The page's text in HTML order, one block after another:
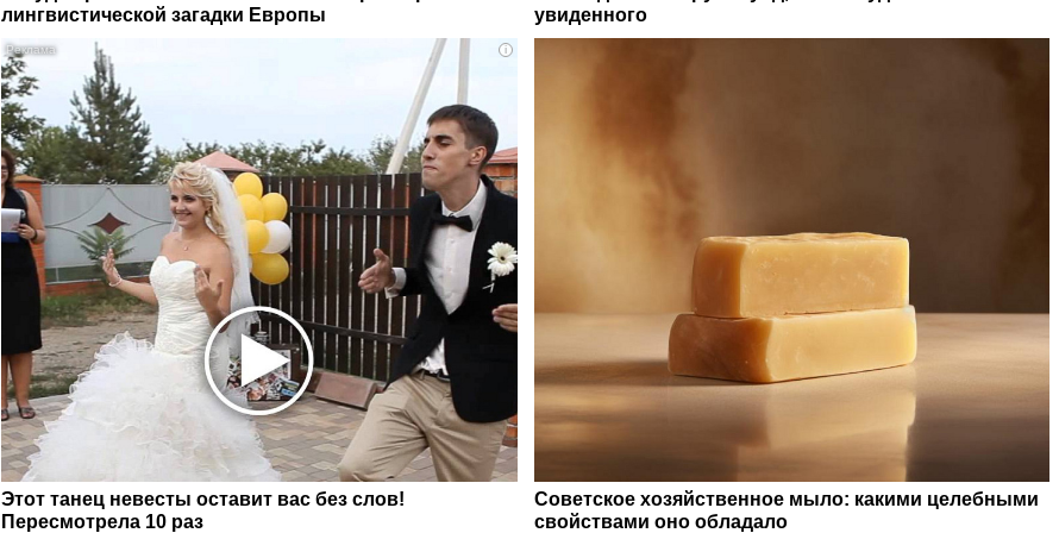
лингвистической загадки Европы
увиденного
i
Этот танец невесты оставит вас без слов!
Пересмотрела 10 раз
Советское хозяйственное мыло: какими целебными
свойствами оно обладало